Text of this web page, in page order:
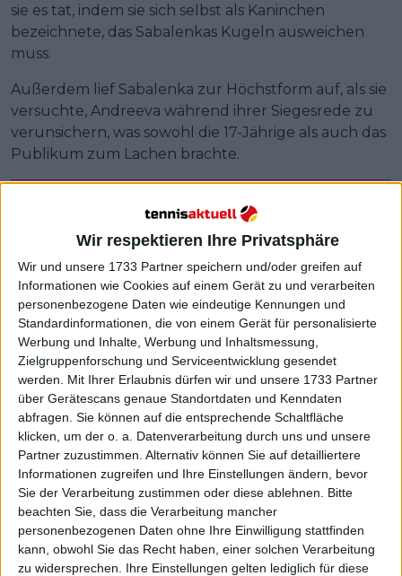
Wir respektieren Ihre Privatsphäre
Wir und unsere 1733 Partner speichern und/oder greifen auf
Informationen wie Cookies auf einem Gerät zu und verarbeiten
personenbezogene Daten wie eindeutige Kennungen und
Standardinformationen, die von einem Gerät für personalisierte
Werbung und Inhalte, Werbung und Inhaltsmessung,
Zielgruppenforschung und Serviceentwicklung gesendet
werden.
Mit Ihrer Erlaubnis dürfen wir und unsere 1733 Partner
über Gerätescans genaue Standortdaten und Kenndaten
abfragen. Sie können auf die entsprechende Schaltfläche
klicken, um der o. a. Datenverarbeitung durch uns und unsere
Partner zuzustimmen. Alternativ können Sie auf detailliertere
Informationen zugreifen und Ihre Einstellungen ändern, bevor
Sie der Verarbeitung zustimmen oder diese ablehnen.
Bitte
beachten Sie, dass die Verarbeitung mancher
personenbezogenen Daten ohne Ihre Einwilligung stattfinden
kann, obwohl Sie das Recht haben, einer solchen Verarbeitung
zu widersprechen. Ihre Einstellungen gelten lediglich für diese
sie es tat, indem sie sich selbst als Kaninchen
bezeichnete, das Sabalenkas Kugeln ausweichen
muss.
Außerdem lief Sabalenka zur Höchstform auf, als sie
versuchte, Andreeva während ihrer Siegesrede zu
verunsichern, was sowohl die 17-Jährige als auch das
Publikum zum Lachen brachte.
"Herzlichen Glückwunsch an Aryna und Ihr Team.
Ich denke, es waren erstaunliche zwei Wochen für